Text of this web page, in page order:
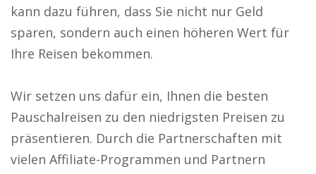
kann dazu führen, dass Sie nicht nur Geld
sparen, sondern auch einen höheren Wert für
Ihre Reisen bekommen.
Wir setzen uns dafür ein, Ihnen die besten
Pauschalreisen zu den niedrigsten Preisen zu
präsentieren. Durch die Partnerschaften mit
vielen Affiliate-Programmen und Partnern